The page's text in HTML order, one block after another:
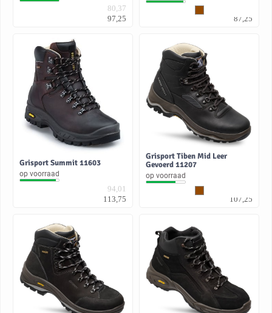
80,37
97,25
87,25
Grisport Summit 11603
op voorraad
94,01
113,75
Grisport Tiben Mid Leer
Gevoerd 11207
op voorraad
107,25